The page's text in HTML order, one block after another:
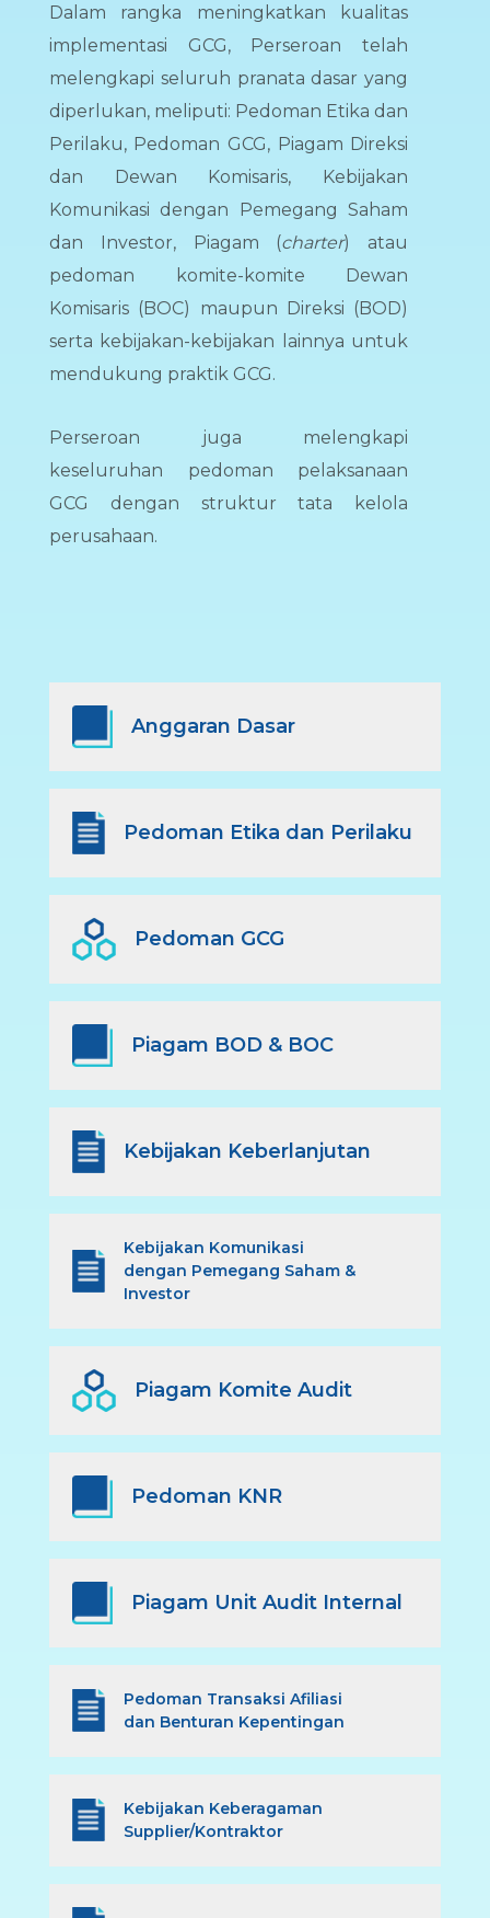
Dalam rangka meningkatkan kualitas
implementasi GCG, Perseroan telah
melengkapi seluruh pranata dasar yang
diperlukan, meliputi: Pedoman Etika dan
Perilaku, Pedoman GCG, Piagam Direksi
dan Dewan Komisaris, Kebijakan
Komunikasi dengan Pemegang Saham
dan Investor, Piagam (charter) atau
pedoman komite-komite Dewan
Komisaris (BOC) maupun Direksi (BOD)
serta kebijakan-kebijakan lainnya untuk
mendukung praktik GCG.
Perseroan juga melengkapi
keseluruhan pedoman pelaksanaan
GCG dengan struktur tata kelola
perusahaan.
Anggaran Dasar
Pedoman Etika dan Perilaku
Pedoman GCG
Piagam BOD & BOC
Kebijakan Keberlanjutan
Kebijakan Komunikasi
dengan Pemegang Saham &
Investor
Piagam Komite Audit
Pedoman KNR
Piagam Unit Audit Internal
Pedoman Transaksi Afiliasi
dan Benturan Kepentingan
Kebijakan Keberagaman
Supplier/Kontraktor